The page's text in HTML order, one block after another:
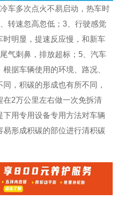
车多次点火不易启动，热车时
转速忽高忽低；3、行驶感觉
时明显，提速反应慢，和新车
气刺鼻，排放超标；5、汽车
据车辆使用的环境、路况、
，积碳的形成也有所不同，
2万公里左右做一次免拆清
用专用设备专用方法对车辆
形成积碳的部位进行清积碳